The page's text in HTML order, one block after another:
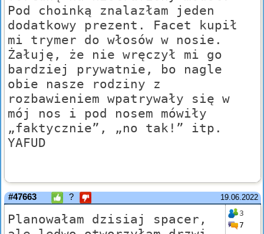
Pod choinką znalazłam jeden
dodatkowy prezent. Facet kupił
mi trymer do włosów w nosie.
Żałuję, że nie wręczył mi go
bardziej prywatnie, bo nagle
obie nasze rodziny z
rozbawieniem wpatrywały się w
mój nos i pod nosem mówiły
„faktycznie”, „no tak!” itp.
YAFUD
19.06.2022
#47663 ?
3
7
Planowałam dzisiaj spacer,